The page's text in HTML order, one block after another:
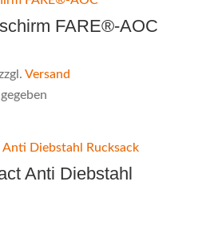
FARE®-AOC
Versand
Anti Diebstahl